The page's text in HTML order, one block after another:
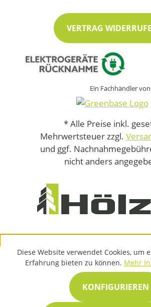
VERTRAG
Ein Fachhändler von
* Alle Preise inkl.
Mehrwertsteuer zzgl.
und ggf.
nicht anders
Diese Website verwendet Cookies, um
Erfahrung bieten zu können. Mehr
KONFIGURIEREN